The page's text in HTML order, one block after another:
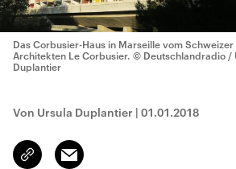
Das Corbusier-Haus in Marseille vom Schweizer
Architekten Le Corbusier. © Deutschlandradio /
Duplantier
Von Ursula Duplantier | 01.01.2018
Link
kopieren/teilen
Email